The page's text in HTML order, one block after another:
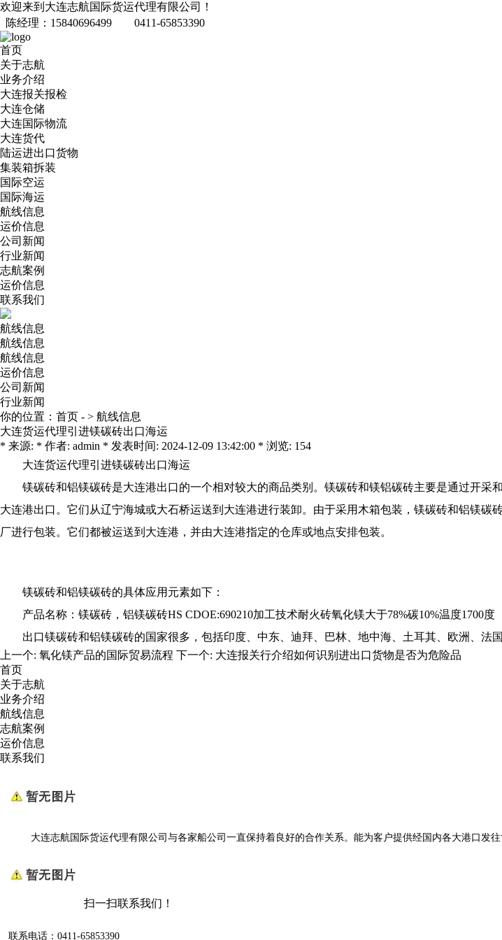
欢迎来到大连志航国际货运代理有限公司！
陈经理：15840696499
0411-65853390
首页
关于志航
业务介绍
大连报关报检
大连仓储
大连国际物流
大连货代
陆运进出口货物
集装箱拆装
国际空运
国际海运
航线信息
运价信息
公司新闻
行业新闻
志航案例
运价信息
联系我们
航线信息
航线信息
航线信息
运价信息
公司新闻
行业新闻
你的位置： 首页 - > 航线信息
大连货运代理引进镁碳砖出口海运
* 来源: * 作者: admin * 发表时间: 2024-12-09 13:42:00 * 浏览: 154
大连货运代理引进镁碳砖出口海运
镁碳砖和铝镁碳砖是大连港出口的一个相对较大的商品类别。镁碳砖和镁铝碳砖主要是通过开
大连港出口。它们从辽宁海城或大石桥运送到大连港进行装卸。由于采用木箱包装，镁碳砖和铝镁
厂进行包装。它们都被运送到大连港，并由大连港指定的仓库或地点安排包装。
镁碳砖和铝镁碳砖的具体应用元素如下：
产品名称：镁碳砖，铝镁碳砖HS CDOE:690210加工技术耐火砖氧化镁大于78%碳10%温度1700度
出口镁碳砖和铝镁碳砖的国家很多，包括印度、中东、迪拜、巴林、地中海、土耳其、欧洲、法
上一个: 氧化镁产品的国际贸易流程 下一个: 大连报关行介绍如何识别进出口货物是否为危险品
首页
关于志航
业务介绍
航线信息
志航案例
运价信息
联系我们
大连志航国际货运代理有限公司与各家船公司一直保持着良好的合作关系。能为客户提供经国内各大港口发往
扫一扫联系我们！
联系电话：0411-65853390